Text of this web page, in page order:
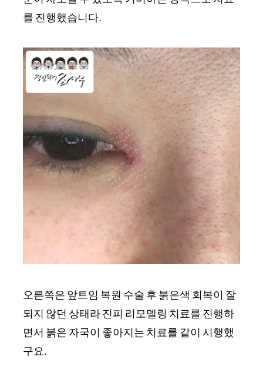
를 진행했습니다.
오른쪽은 앞트임 복원 수술 후 붉은색 회복이 잘
되지 않던 상태라 진피 리모델링 치료를 진행하
면서 붉은 자국이 좋아지는 치료를 같이 시행했
구요.